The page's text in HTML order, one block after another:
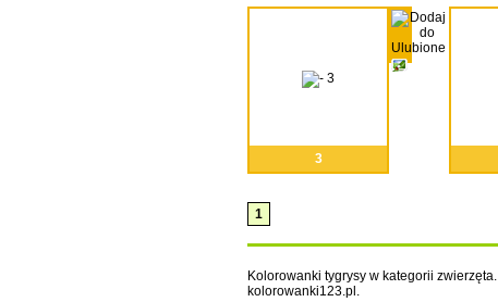
3
1
Kolorowanki tygrysy w kategorii
kolorowanki123.pl.